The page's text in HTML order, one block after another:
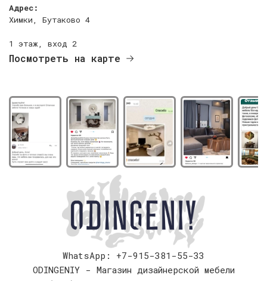
Адрес:
Химки, Бутаково 4
1 этаж, вход 2
Посмотреть на карте
WhatsApp: +7-915-381-55-33
ODINGENIY - Магазин дизайнерской мебели